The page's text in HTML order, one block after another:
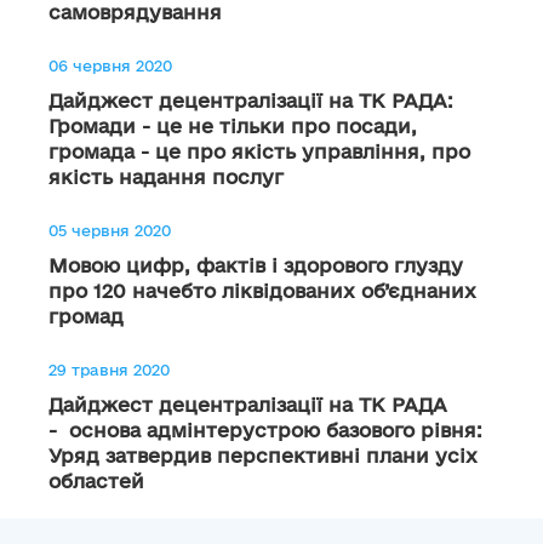
самоврядування
06 червня 2020
Дайджест децентралізації на ТК РАДА:
Громади - це не тільки про посади,
громада - це про якість управління, про
якість надання послуг
05 червня 2020
Мовою цифр, фактів і здорового глузду
про 120 начебто ліквідованих об’єднаних
громад
29 травня 2020
Дайджест децентралізації на ТК РАДА
- основа адмінтерустрою базового рівня:
Уряд затвердив перспективні плани усіх
областей